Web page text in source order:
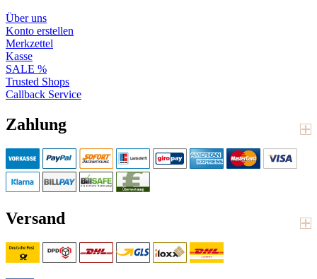
Über uns
Konto erstellen
Merkzettel
Kasse
SALE %
Trusted Shops
Callback Service
Zahlung
Versand